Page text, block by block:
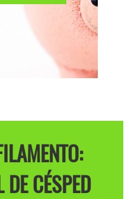
CÉSPED